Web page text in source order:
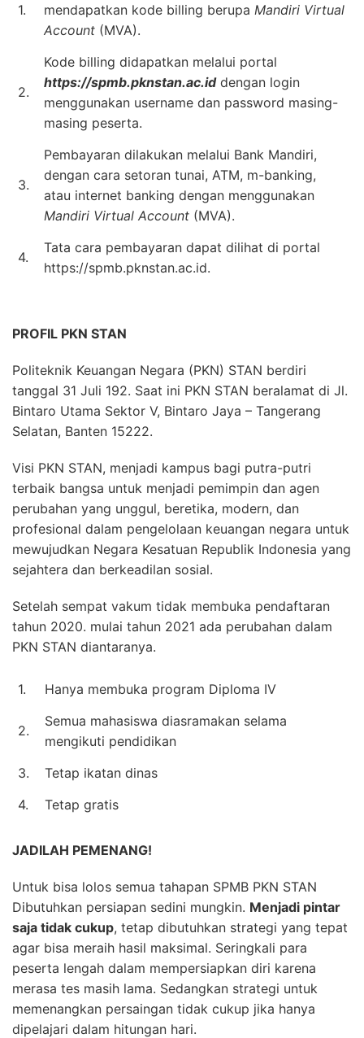
1.
mendapatkan kode billing berupa Mandiri Virtual
Account (MVA).
2.
Kode billing didapatkan melalui portal
https://spmb.pknstan.ac.iddengan login
menggunakan username dan password masing-
masing peserta.
3.
Pembayaran dilakukan melalui Bank Mandiri,
dengan cara setoran tunai, ATM, m-banking,
atau internet banking dengan menggunakan
Mandiri Virtual Account (MVA).
4.
Tata cara pembayaran dapat dilihat di portal
https://spmb.pknstan.ac.id.
PROFIL PKN STAN
Politeknik Keuangan Negara (PKN) STAN berdiri
tanggal 31 Juli 192. Saat ini PKN STAN beralamat di Jl.
Bintaro Utama Sektor V, Bintaro Jaya – Tangerang
Selatan, Banten 15222.
Visi PKN STAN, menjadi kampus bagi putra-putri
terbaik bangsa untuk menjadi pemimpin dan agen
perubahan yang unggul, beretika, modern, dan
profesional dalam pengelolaan keuangan negara untuk
mewujudkan Negara Kesatuan Republik Indonesia yang
sejahtera dan berkeadilan sosial.
Setelah sempat vakum tidak membuka pendaftaran
tahun 2020. mulai tahun 2021 ada perubahan dalam
PKN STAN diantaranya.
1. Hanya membuka program Diploma IV
2.
Semua mahasiswa diasramakan selama
mengikuti pendidikan
3.
Tetap ikatan dinas
4.
Tetap gratis
JADILAH PEMENANG!
Untuk bisa lolos semua tahapan SPMB PKN STAN
Dibutuhkan persiapan sedini mungkin. Menjadi pintar
saja tidak cukup, tetap dibutuhkan strategi yang tepat
agar bisa meraih hasil maksimal. Seringkali para
peserta lengah dalam mempersiapkan diri karena
merasa tes masih lama. Sedangkan strategi untuk
memenangkan persaingan tidak cukup jika hanya
dipelajari dalam hitungan hari.